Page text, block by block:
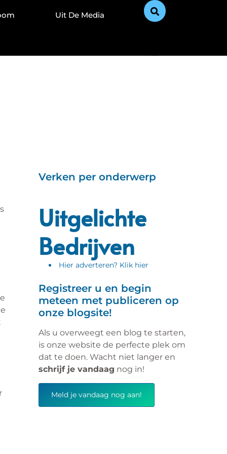
Uit De Media
Verken per onderwerp
Uitgelichte
Bedrijven
Hier adverteren? Klik hier
Registreer u en begin
meteen met publiceren op
onze blogsite!
Als u overweegt een blog te starten,
is onze website de perfecte plek om
dat te doen. Wacht niet langer en
schrijf je vandaag nog in!
Meld je vandaag nog aan!